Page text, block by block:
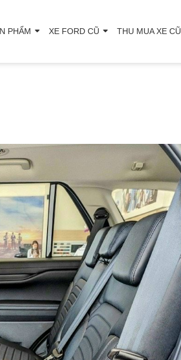
PHẨM XE FORD CŨ THU MUA XE CŨ